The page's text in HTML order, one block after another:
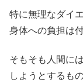
特に無理なダイ
身体への負担は
そもそも人間に
しようとするも